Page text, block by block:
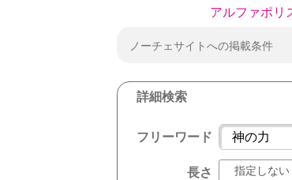
アルファポリ
ノーチェサイトへの掲載条件
詳細検索
フリーワード
長さ